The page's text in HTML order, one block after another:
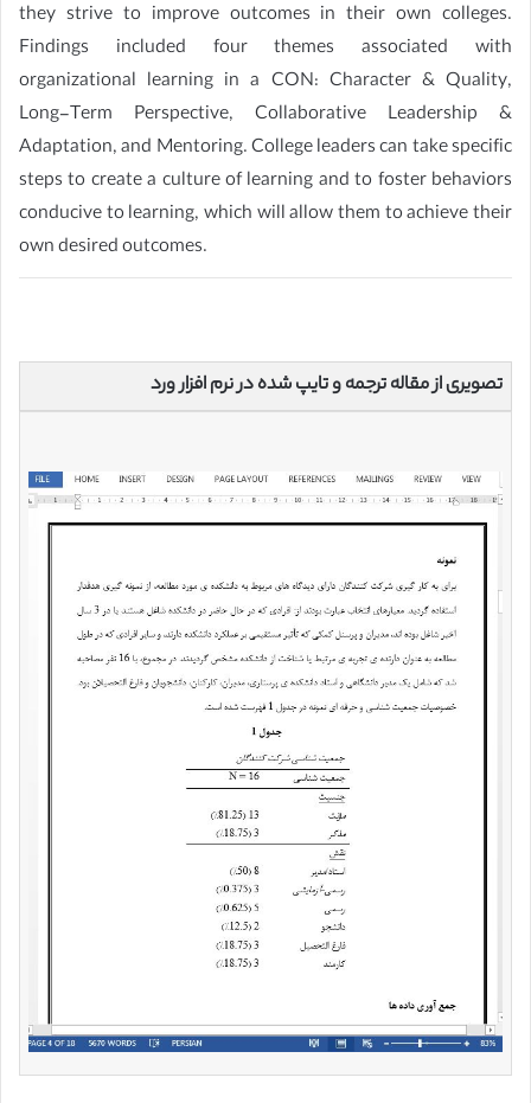
they strive to improve outcomes in their own colleges.
Findings included four themes associated with
organizational learning in a CON: Character & Quality,
Long-Term Perspective, Collaborative Leadership &
Adaptation, and Mentoring. College leaders can take specific
steps to create a culture of learning and to foster behaviors
conducive to learning, which will allow them to achieve their
own desired outcomes.
تصویری از مقاله ترجمه و تایپ شده در نرم افزار ورد